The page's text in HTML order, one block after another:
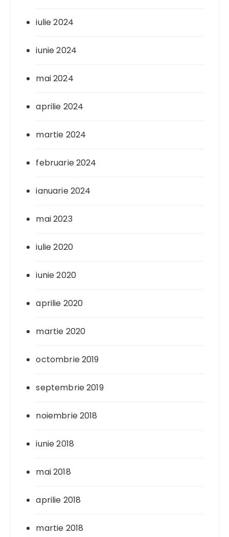
iulie 2024
iunie 2024
mai 2024
aprilie 2024
martie 2024
februarie 2024
ianuarie 2024
mai 2023
iulie 2020
iunie 2020
aprilie 2020
martie 2020
octombrie 2019
septembrie 2019
noiembrie 2018
iunie 2018
mai 2018
aprilie 2018
martie 2018